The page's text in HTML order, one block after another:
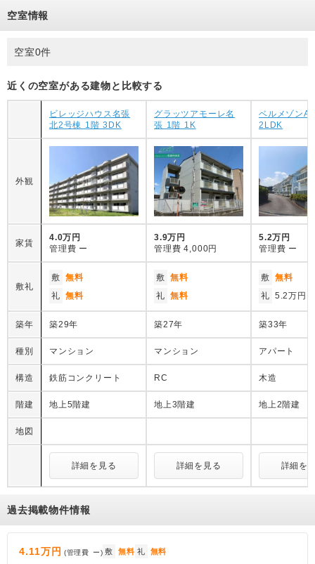
空室情報
空室0件
近くの空室がある建物と比較する
ビレッジハウス名張
北2号棟 1階 3DK
グラッツアモーレ名
張 1階 1K
ベルメゾンA
2LDK
外観
家賃
4.0万円
管理費 ー
3.9万円
管理費 4,000円
5.2万円
管理費 ー
敷礼
敷 無料
礼 無料
敷 無料
礼 無料
敷 無料
礼 5.2万円
築年 築29年 築27年 築33年
種別 マンション マンション アパート
構造 鉄筋コンクリート RC 木造
階建 地上5階建 地上3階建 地上2階建
地図
詳細を見る 詳細を見る 詳細を
過去掲載物件情報
4.11万円 (管理費 ー) 敷 無料 礼 無料